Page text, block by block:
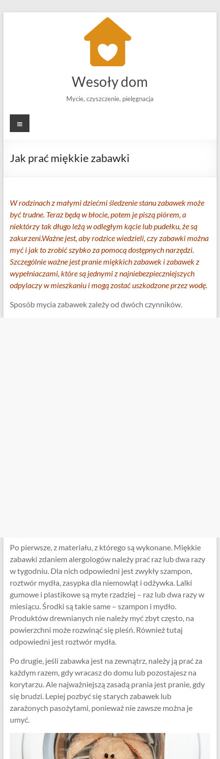
Wesoły dom
Mycie, czyszczenie, pielęgnacja
Menu
Jak prać miękkie zabawki
W rodzinach z małymi dziećmi śledzenie stanu zabawek może
być trudne. Teraz będą w błocie, potem je piszą piórem, a
niektórzy tak długo leżą w odległym kącie lub pudełku, że są
zakurzeni.Ważne jest, aby rodzice wiedzieli, czy zabawki można
myć i jak to zrobić szybko za pomocą dostępnych narzędzi.
Szczególnie ważne jest pranie miękkich zabawek i zabawek z
wypełniaczami, które są jednymi z najniebezpieczniejszych
odpylaczy w mieszkaniu i mogą zostać uszkodzone przez wodę.
Sposób mycia zabawek zależy od dwóch czynników.
Po pierwsze, z materiału, z którego są wykonane. Miękkie
zabawki zdaniem alergologów należy prać raz lub dwa razy
w tygodniu. Dla nich odpowiedni jest zwykły szampon,
roztwór mydła, zasypka dla niemowląt i odżywka. Lalki
gumowe i plastikowe są myte rzadziej – raz lub dwa razy w
miesiącu. Środki są takie same – szampon i mydło.
Produktów drewnianych nie należy myć zbyt często, na
powierzchni może rozwinąć się pleśń. Również tutaj
odpowiedni jest roztwór mydła.
Po drugie, jeśli zabawka jest na zewnątrz, należy ją prać za
każdym razem, gdy wracasz do domu lub pozostajesz na
korytarzu. Ale najważniejszą zasadą prania jest pranie, gdy
się brudzi. Lepiej pozbyć się starych zabawek lub
zarażonych pasożytami, ponieważ nie zawsze można je
umyć.